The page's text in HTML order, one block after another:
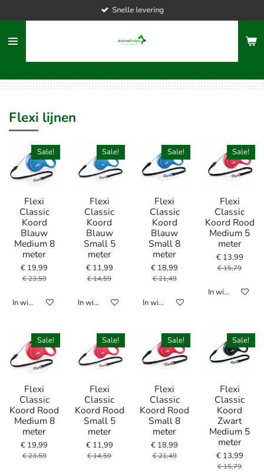
naar
hoofdinhoud
Snelle levering
Flexi lijnen
Sale!
Flexi
Classic
Koord
Blauw
Medium 8
meter
€ 19,99
€ 23,59
In winkelwagen
Sale!
Flexi
Classic
Koord
Blauw
Small 5
meter
€ 11,99
€ 14,59
In winkelwagen
Sale!
Flexi
Classic
Koord
Blauw
Small 8
meter
€ 18,99
€ 21,49
In winkelwagen
Sale!
Flexi
Classic
Koord Rood
Medium 5
meter
€ 13,99
€ 15,79
In winkelwagen
Sale!
Flexi
Classic
Koord Rood
Medium 8
meter
€ 19,99
€ 23,59
Sale!
Flexi
Classic
Koord Rood
Small 5
meter
€ 11,99
€ 14,59
Sale!
Flexi
Classic
Koord Rood
Small 8
meter
€ 18,99
€ 21,49
Sale!
Flexi
Classic
Koord
Zwart
Medium 5
meter
€ 13,99
€ 15,79